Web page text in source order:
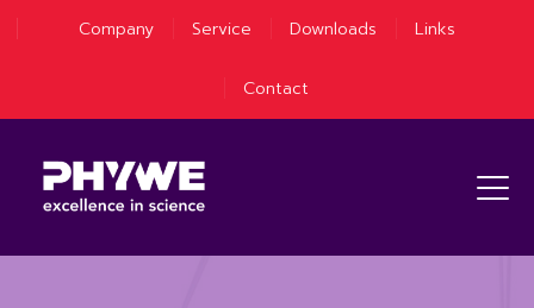
Company Service Downloads Links
Contact